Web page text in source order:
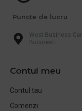
Puncte de lucru
West Business
Bucuresti
Contul meu
Contul tau
Comenzi